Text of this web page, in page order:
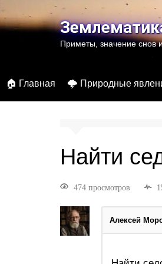
Приметы, значение снов
🏠 Главная 🌩️ Природные
Найти
474 просмотров
Алексей